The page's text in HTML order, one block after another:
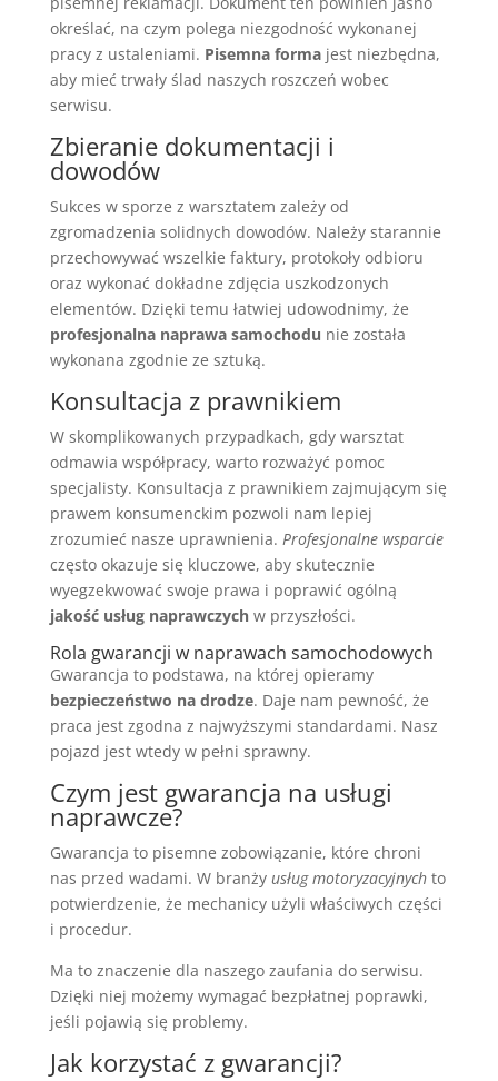
określać, na czym polega niezgodność wykonanej
pracy z ustaleniami. Pisemna formajest niezbędna,
aby mieć trwały ślad naszych roszczeń wobec
serwisu.
Zbieranie dokumentacji i
dowodów
Sukces w sporze z warsztatem zależy od
zgromadzenia solidnych dowodów. Należy starannie
przechowywać wszelkie faktury, protokoły odbioru
oraz wykonać dokładne zdjęcia uszkodzonych
elementów. Dzięki temu łatwiej udowodnimy, że
profesjonalna naprawa samochodu nie została
wykonana zgodnie ze sztuką.
Konsultacja z prawnikiem
W skomplikowanych przypadkach, gdy warsztat
odmawia współpracy, warto rozważyć pomoc
specjalisty. Konsultacja z prawnikiem zajmującym się
prawem konsumenckim pozwoli nam lepiej
zrozumieć nasze uprawnienia. Profesjonalne wsparcie
często okazuje się kluczowe, aby skutecznie
wyegzekwować swoje prawa i poprawić ogólną
jakość usług naprawczychw przyszłości.
Rola gwarancji w naprawach samochodowych
Gwarancja to podstawa, na której opieramy
bezpieczeństwo na drodze. Daje nam pewność, że
praca jest zgodna z najwyższymi standardami. Nasz
pojazd jest wtedy w pełni sprawny.
Czym jest gwarancja na usługi
naprawcze?
Gwarancja to pisemne zobowiązanie, które chroni
nas przed wadami. W branży usług motoryzacyjnychto
potwierdzenie, że mechanicy użyli właściwych części
i procedur.
Ma to znaczenie dla naszego zaufania do serwisu.
Dzięki niej możemy wymagać bezpłatnej poprawki,
jeśli pojawią się problemy.
Jak korzystać z gwarancji?